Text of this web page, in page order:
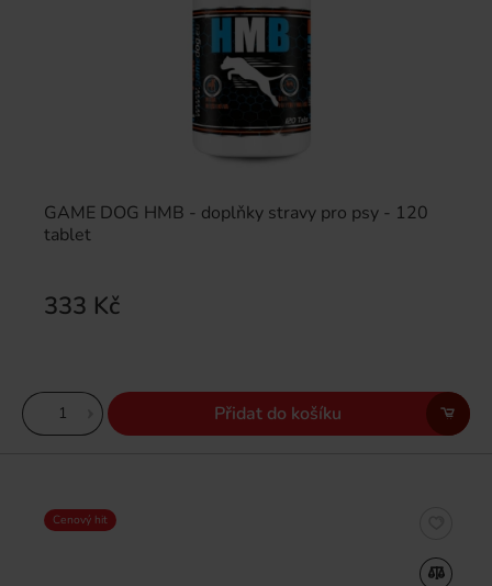
GAME DOG HMB - doplňky stravy pro psy - 120
tablet
333 Kč
Přidat do košíku
Cenový hit